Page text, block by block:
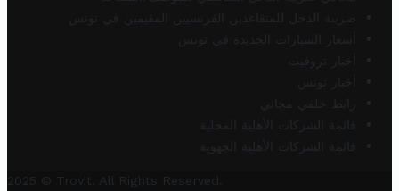
ضريبة الدخل للمتقاعدين الفرنسيين المقيمين في تونس
أسعار السيارات الجديدة في تونس
أخبار تروفيت
أخبار تونس
رابط خلفي مجاني
قائمة الشركات الأهلية المحلية
قائمة الشركات الأهلية الجهوية
2025 © Trovit. All Rights Reserved.